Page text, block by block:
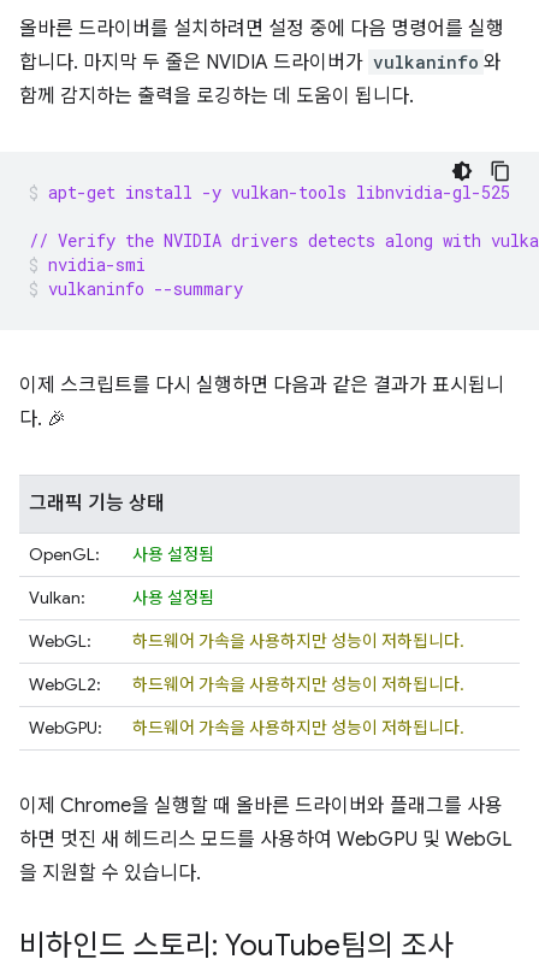
올바른 드라이버를 설치하려면 설정 중에 다음 명령어를 실행
합니다. 마지막 두 줄은 NVIDIA 드라이버가 vulkaninfo 와
함께 감지하는 출력을 로깅하는 데 도움이 됩니다.
apt-get install -y vulkan-tools libnvidia-gl-525
// Verify the NVIDIA drivers detects along with
nvidia-smi
vulkaninfo --summary
이제 스크립트를 다시 실행하면 다음과 같은 결과가 표시됩니
다. 🎉
그래픽 기능 상태
OpenGL:
사용 설정됨
Vulkan:
사용 설정됨
WebGL:
하드웨어 가속을 사용하지만 성능이 저하됩니다.
WebGL2:
하드웨어 가속을 사용하지만 성능이 저하됩니다.
WebGPU:
하드웨어 가속을 사용하지만 성능이 저하됩니다.
이제 Chrome을 실행할 때 올바른 드라이버와 플래그를 사용
하면 멋진 새 헤드리스 모드를 사용하여 WebGPU 및 WebGL
을 지원할 수 있습니다.
비하인드 스토리: YouTube팀의 조사